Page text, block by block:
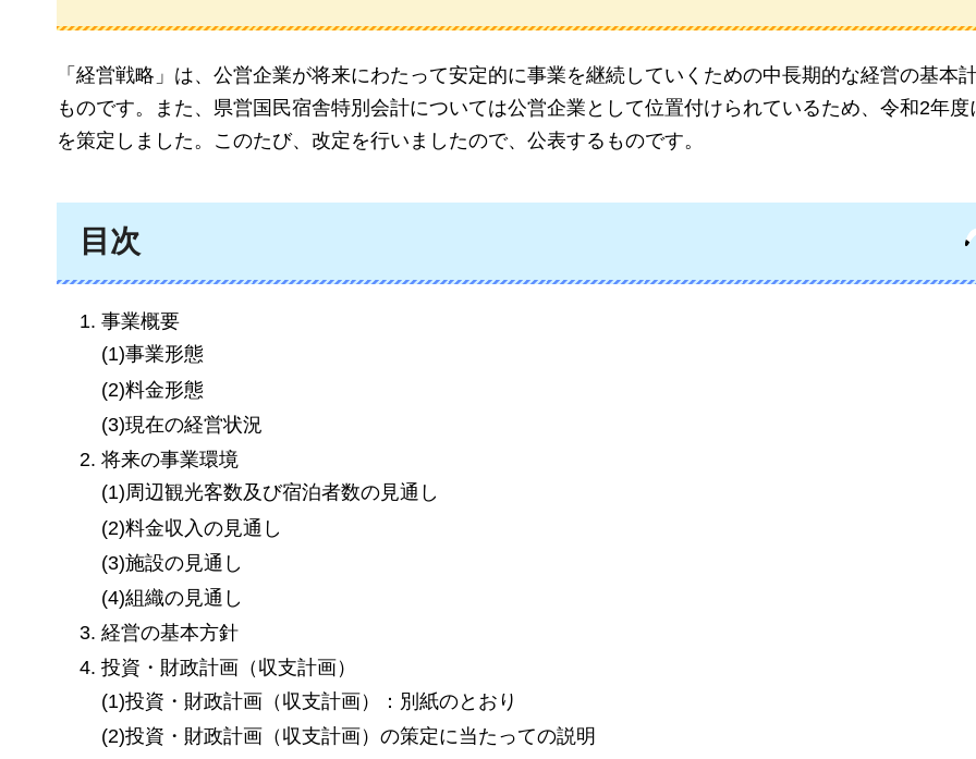
「経営戦略」は、公営企業が将来にわたって安定的に事業を継続していくための中長期的な経営の基本
ものです。また、県営国民宿舎特別会計については公営企業として位置付けられているため、令和2年度
を策定しました。このたび、改定を行いましたので、公表するものです。
目次
事業概要
(1)事業形態
(2)料金形態
(3)現在の経営状況
将来の事業環境
(1)周辺観光客数及び宿泊者数の見通し
(2)料金収入の見通し
(3)施設の見通し
(4)組織の見通し
経営の基本方針
投資・財政計画（収支計画）
(1)投資・財政計画（収支計画）：別紙のとおり
(2)投資・財政計画（収支計画）の策定に当たっての説明